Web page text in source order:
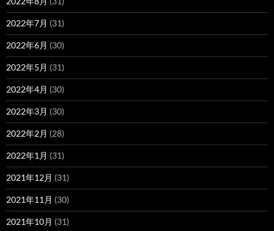
2022年7月 (31)
2022年6月 (30)
2022年5月 (31)
2022年4月 (30)
2022年3月 (30)
2022年2月 (28)
2022年1月 (31)
2021年12月 (31)
2021年11月 (30)
2021年10月 (31)